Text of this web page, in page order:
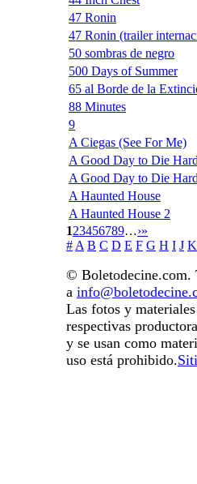
47 Ronin
47 Ronin (trailer
50 sombras de negro
500 Days of Summer
65 al Borde de la
88 Minutes
9
A Ciegas (See For Me)
A Good Day to Die
A Good Day to Die
A Haunted House
A Haunted House 2
123456789…›»
# A B C D E F G H I J K
© Boletodecine.com.
a
Las fotos y
respectivas
y se usan como
uso está prohibido.